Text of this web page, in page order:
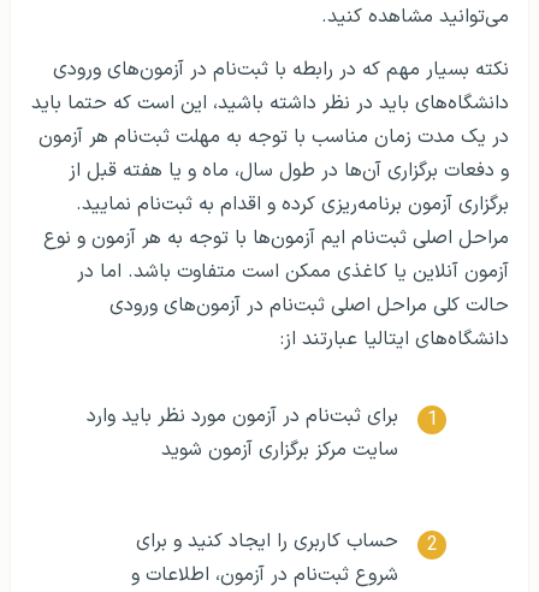
می‌توانید مشاهده کنید.
نکته بسیار مهم که در رابطه با ثبت‌نام در آزمون‌های ورودی
دانشگاه‌های باید در نظر داشته باشید، این است که حتما باید
در یک مدت زمان مناسب با توجه به مهلت ثبت‌نام هر آزمون
و دفعات برگزاری آن‌ها در طول سال، ماه و یا هفته قبل از
برگزاری آزمون برنامه‌ریزی کرده و اقدام به ثبت‌نام نمایید.
مراحل اصلی ثبت‌نام ایم آزمون‌ها با توجه به هر آزمون و نوع
آزمون آنلاین یا کاغذی ممکن است متفاوت باشد. اما در
حالت کلی مراحل اصلی ثبت‌نام در آزمون‌های ورودی
دانشگاه‌های ایتالیا عبارتند از:
برای ثبت‌نام در آزمون مورد نظر باید وارد
سایت مرکز برگزاری آزمون شوید
حساب کاربری را ایجاد کنید و برای
شروع ثبت‌نام در آزمون، اطلاعات و